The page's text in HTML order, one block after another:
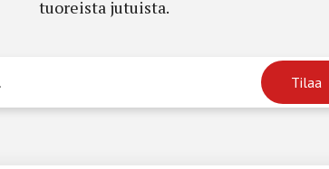
tuoreista jutuista.